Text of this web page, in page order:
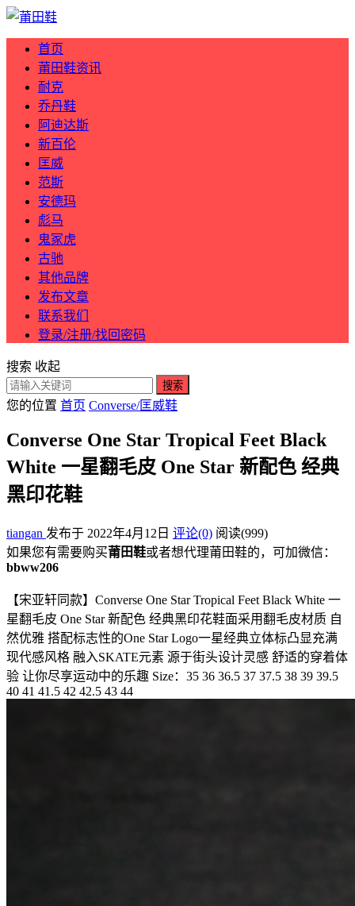
首页
莆田鞋资讯
耐克
乔丹鞋
阿迪达斯
新百伦
匡威
范斯
安德玛
彪马
鬼冢虎
古驰
其他品牌
发布文章
联系我们
登录/注册/找回密码
搜索 收起
搜索
您的位置 首页 Converse/匡威鞋
Converse One Star Tropical Feet Black
White 一星翻毛皮 One Star 新配色 经典
黑印花鞋
tiangan 发布于 2022年4月12日 评论(0) 阅读(999)
如果您有需要购买莆田鞋或者想代理莆田鞋的，可加微信：
bbww206
【宋亚轩同款】Converse One Star Tropical Feet Black White 一
星翻毛皮 One Star 新配色 经典黑印花鞋面采用翻毛皮材质 自
然优雅 搭配标志性的One Star Logo一星经典立体标凸显充满
现代感风格 融入SKATE元素 源于街头设计灵感 舒适的穿着体
验 让你尽享运动中的乐趣 Size：35 36 36.5 37 37.5 38 39 39.5
40 41 41.5 42 42.5 43 44